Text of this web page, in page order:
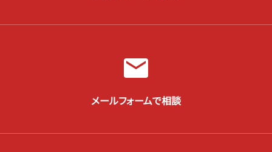
メールフォームで相談